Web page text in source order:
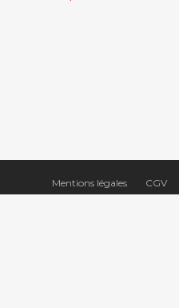
Mentions légales CGV